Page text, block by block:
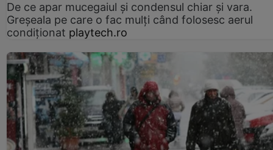
De ce apar mucegaiul și condensul chiar și vara.
Greșeala pe care o fac mulți când folosesc aerul
condiționat playtech.ro